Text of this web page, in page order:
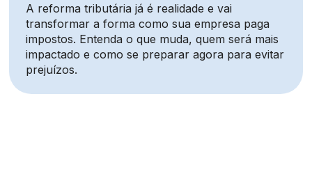
A reforma tributária já é realidade e vai
transformar a forma como sua empresa paga
impostos. Entenda o que muda, quem será mais
impactado e como se preparar agora para evitar
prejuízos.